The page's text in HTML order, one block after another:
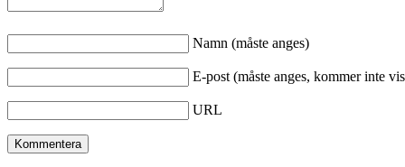
Namn (måste anges)
E-post (måste anges, kommer inte
URL